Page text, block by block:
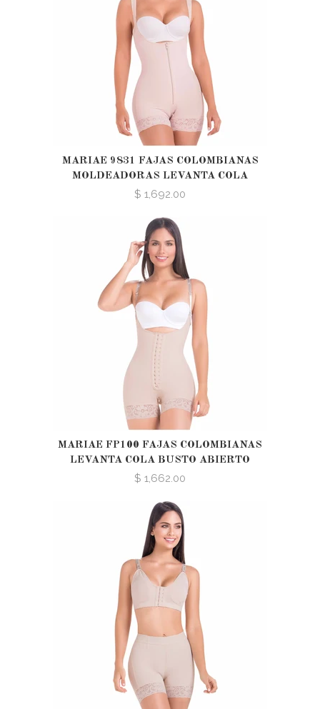
MARIAE 9831 FAJAS COLOMBIANAS
MOLDEADORAS LEVANTA COLA
$ 1,692.00
MARIAE FP100 FAJAS COLOMBIANAS
LEVANTA COLA BUSTO ABIERTO
$ 1,662.00